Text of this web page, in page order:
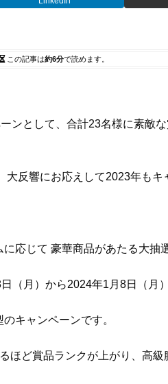
この記事は約6分で読めます。
ンとして、合計23名様に素敵
反響にお応えして2023年もキ
応じて 豪華商品があたる大抽
（月）から2024年1月8日（月
キャンペーンです。
ほど賞品ランクが上がり、高